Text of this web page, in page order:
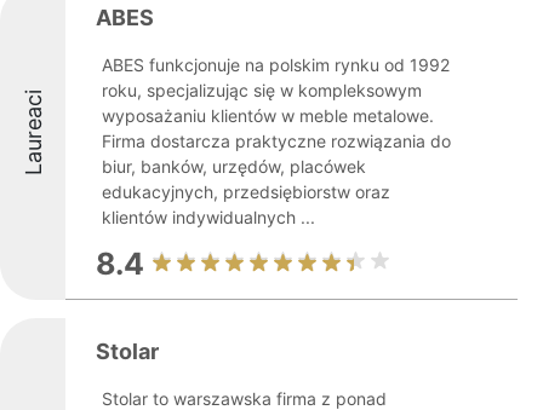
Laureaci
ABES
ABES funkcjonuje na polskim rynku od 1992
roku, specjalizując się w kompleksowym
wyposażaniu klientów w meble metalowe.
Firma dostarcza praktyczne rozwiązania do
biur, banków, urzędów, placówek
edukacyjnych, przedsiębiorstw oraz
klientów indywidualnych ...
8.4
Stolar
Stolar to warszawska firma z ponad